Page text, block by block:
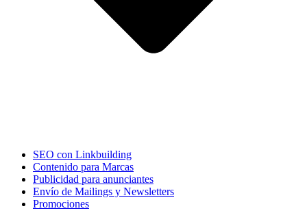
SEO con Linkbuilding
Contenido para Marcas
Publicidad para anunciantes
Envío de Mailings y Newsletters
Promociones